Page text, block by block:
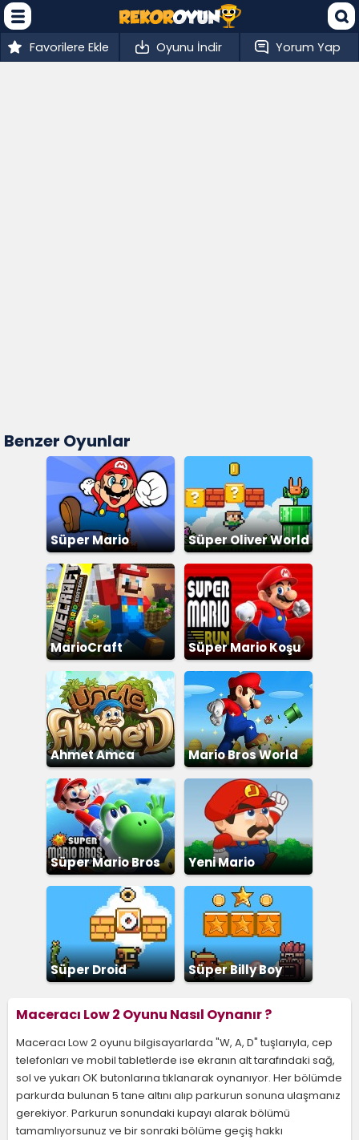
Favorilere Ekle Oyunu İndir Yorum Yap
Benzer Oyunlar
Süper Mario Süper Oliver World
MarioCraft Süper Mario Koşu
Ahmet Amca Mario Bros World
Süper Mario Bros
Koşu
Yeni Mario
Süper Droid
Süper Billy Boy
Maceracı Low 2 Oyunu Nasıl Oynanır ?
Maceracı Low 2 oyunu bilgisayarlarda "W, A, D" tuşlarıyla, cep
telefonları ve mobil tabletlerde ise ekranın alt tarafındaki sağ,
sol ve yukarı OK butonlarına tıklanarak oynanıyor. Her bölümde
parkurda bulunan 5 tane altını alıp parkurun sonuna ulaşmanız
gerekiyor. Parkurun sonundaki kupayı alarak bölümü
tamamlıyorsunuz ve bir sonraki bölüme geçiş hakkı